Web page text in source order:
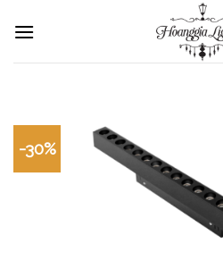
-30%